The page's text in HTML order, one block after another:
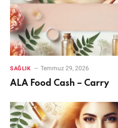
SAĞLIK Temmuz 29, 2026
ALA Food Cash – Carry